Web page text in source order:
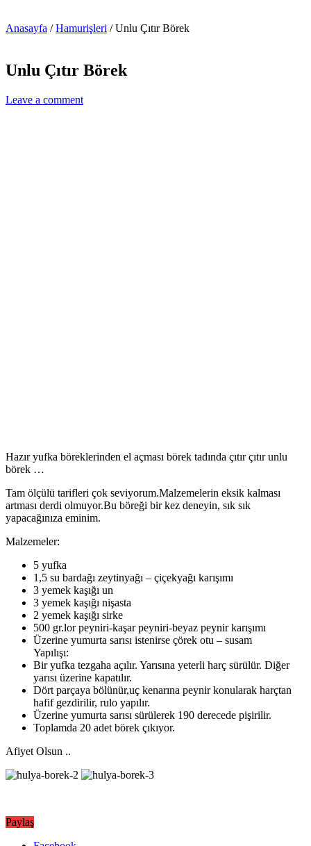
Anasayfa / Hamurişleri / Unlu Çıtır Börek
Unlu Çıtır Börek
Leave a comment
Hazır yufka böreklerinden el açması börek tadında çıtır çıtır unlu
börek …
Tam ölçülü tarifleri çok seviyorum.Malzemelerin eksik kalması
artması derdi olmuyor.Bu böreği bir kez deneyin, sık sık
yapacağınıza eminim.
Malzemeler:
5 yufka
1,5 su bardağı zeytinyağı – çiçekyağı karışımı
3 yemek kaşığı un
3 yemek kaşığı nişasta
2 yemek kaşığı sirke
500 gr.lor peyniri-kaşar peyniri-beyaz peynir karışımı
Üzerine yumurta sarısı istenirse çörek otu – susam
Yapılışı:
Bir yufka tezgaha açılır. Yarısına yeterli harç sürülür. Diğer
yarısı üzerine kapatılır.
Dört parçaya bölünür,uç kenarına peynir konularak harçtan
hafif gezdirilir, rulo yapılır.
Üzerine yumurta sarısı sürülerek 190 derecede pişirilir.
Toplamda 20 adet börek çıkıyor.
Afiyet Olsun ..
Paylaş